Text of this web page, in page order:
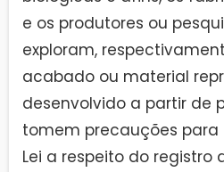
e os produtores ou
exploram,
acabado ou material
desenvolvido a partir de
tomem precauções para
Lei a respeito do